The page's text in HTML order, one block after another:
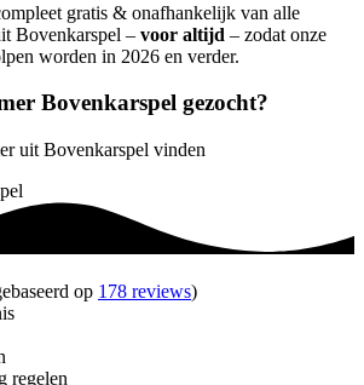
gratis & onafhankelijk van alle
Bovenkarspel – voor altijd – zodat onze
worden in 2026 en verder.
Bovenkarspel gezocht?
uit Bovenkarspel vinden
op 178 reviews)